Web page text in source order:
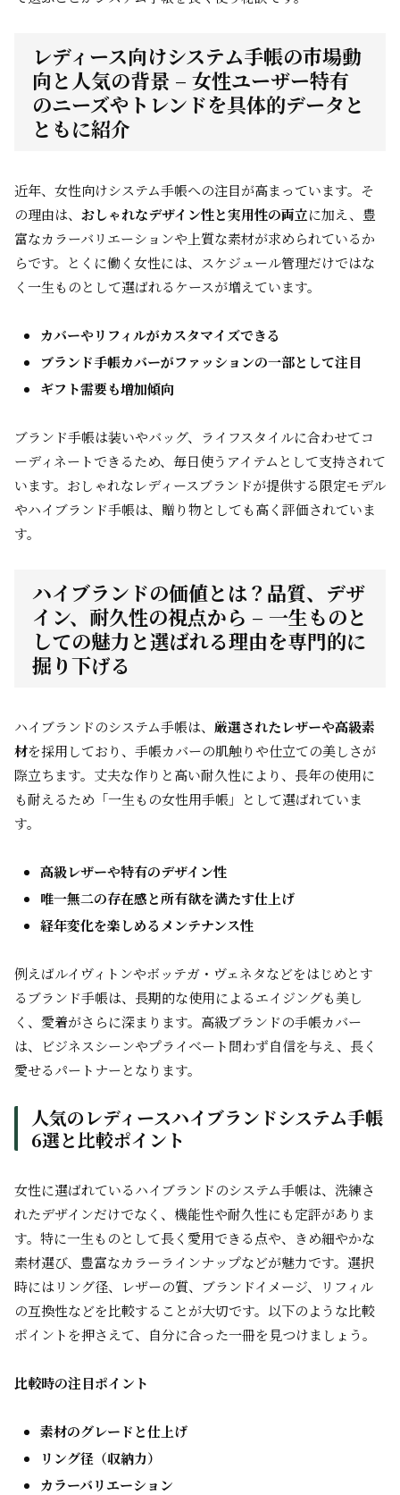
レディース向けシステム手帳の市場動
向と人気の背景 – 女性ユーザー特有
のニーズやトレンドを具体的データと
ともに紹介
近年、女性向けシステム手帳への注目が高まっています。そ
の理由は、 おしゃれなデザイン性と実用性の両立に加え、豊
富なカラーバリエーションや上質な素材が求められているか
らです。とくに働く女性には、スケジュール管理だけではな
く一生ものとして選ばれるケースが増えています。
カバーやリフィルがカスタマイズできる
ブランド手帳カバーがファッションの一部として注目
ギフト需要も増加傾向
ブランド手帳は装いやバッグ、ライフスタイルに合わせてコ
ーディネートできるため、毎日使うアイテムとして支持されて
います。おしゃれなレディースブランドが提供する限定モデル
やハイブランド手帳は、贈り物としても高く評価されていま
す。
ハイブランドの価値とは？品質、デザ
イン、耐久性の視点から – 一生ものと
しての魅力と選ばれる理由を専門的に
掘り下げる
ハイブランドのシステム手帳は、 厳選されたレザーや高級素
材を採用しており、手帳カバーの肌触りや仕立ての美しさが
際立ちます。丈夫な作りと高い耐久性により、長年の使用に
も耐えるため「一生もの女性用手帳」として選ばれていま
す。
高級レザーや特有のデザイン性
唯一無二の存在感と所有欲を満たす仕上げ
経年変化を楽しめるメンテナンス性
例えばルイヴィトンやボッテガ・ヴェネタなどをはじめとす
るブランド手帳は、長期的な使用によるエイジングも美し
く、愛着がさらに深まります。高級ブランドの手帳カバー
は、ビジネスシーンやプライベート問わず自信を与え、長く
愛せるパートナーとなります。
人気のレディースハイブランドシステム手帳
6選と比較ポイント
女性に選ばれているハイブランドのシステム手帳は、洗練さ
れたデザインだけでなく、機能性や耐久性にも定評がありま
す。特に一生ものとして長く愛用できる点や、きめ細やかな
素材選び、豊富なカラーラインナップなどが魅力です。選択
時にはリング径、レザーの質、ブランドイメージ、リフィル
の互換性などを比較することが大切です。以下のような比較
ポイントを押さえて、自分に合った一冊を見つけましょう。
比較時の注目ポイント
素材のグレードと仕上げ
リング径（収納力）
カラーバリエーション